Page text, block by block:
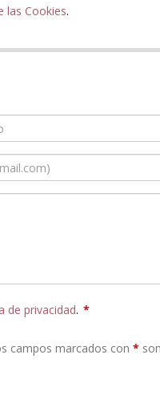
las Cookies.
de privacidad. *
campos marcados con *